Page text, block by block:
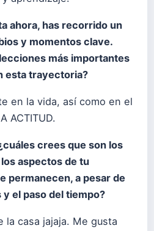
ahora, has recorrido un
y momentos clave.
más importantes
esta trayectoria?
en la vida, así como en el
ACTITUD.
crees que son los
aspectos de tu
permanecen, a pesar de
el paso del tiempo?
la casa jajaja. Me gusta